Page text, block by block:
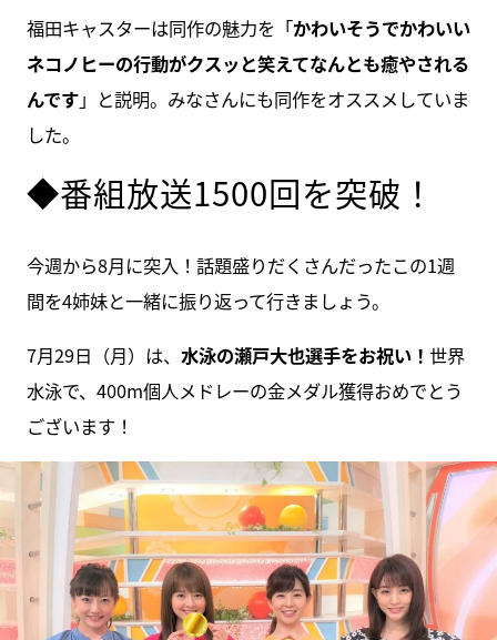
福田キャスターは同作の魅力を「かわいそうでかわいい
ネコノヒーの行動がクスッと笑えてなんとも癒やされる
んです」と説明。みなさんにも同作をオススメしていま
した。
◆番組放送1500回を突破！
今週から8月に突入！話題盛りだくさんだったこの1週
間を4姉妹と一緒に振り返って行きましょう。
7月29日（月）は、 水泳の瀬戸大也選手をお祝い！ 世界
水泳で、400m個人メドレーの金メダル獲得おめでとう
ございます！